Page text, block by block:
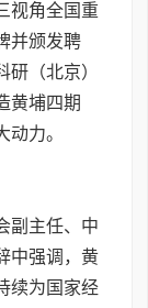
视角全国重
并颁发聘
（北京）
黄埔四期
力。
副主任、中
中强调，黄
续为国家经